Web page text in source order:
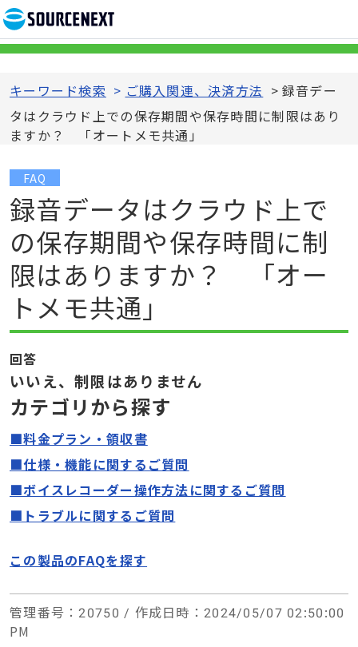
キーワード検索 > ご購入関連、決済方法 > 録音デー
タはクラウド上での保存期間や保存時間に制限はあり
ますか？ 「オートメモ共通」
FAQ
録音データはクラウド上で
の保存期間や保存時間に制
限はありますか？ 「オー
トメモ共通」
回答
いいえ、制限はありません
カテゴリから探す
■料金プラン・領収書
■仕様・機能に関するご質問
■ボイスレコーダー操作方法に関するご質問
■トラブルに関するご質問
この製品のFAQを探す
管理番号 ：20750 / 作成日時 ：2024/05/07 02:50:00
PM